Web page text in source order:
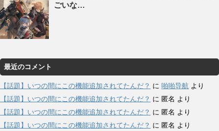
ごいな…
最近のコメント
【話題】いつの間にこの機能追加されてたんだ？ に 啪啪导航 より
【話題】いつの間にこの機能追加されてたんだ？ に 匿名 より
【話題】いつの間にこの機能追加されてたんだ？ に 匿名 より
【話題】いつの間にこの機能追加されてたんだ？ に 匿名 より